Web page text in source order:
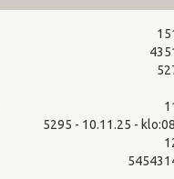
5295 - 10.11.25 -